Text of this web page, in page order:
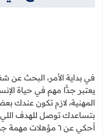
في بداية الأمر، البحث
يعتبر جدًّا مهم في حياة
المهنية، لازم تكون عندك
بتساعدك توصل للهدف
أحكي عن ٦ مؤهلات